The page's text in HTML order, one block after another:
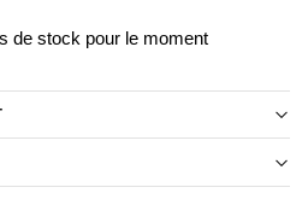
de stock pour le moment